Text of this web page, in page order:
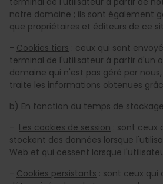
notre domaine ; ils sont également
que propriétaires et éditeurs de ce
- Cookies tiers : ceux qui sont
terminal de l'utilisateur à partir d'un
domaine qui n'est pas géré par
traite les informations obtenues
b) En fonction du temps de
- Les cookies de session : sont ceux
stockent des données lorsque
Web et qui cessent lorsque
- Cookies persistants : sont ceux qui